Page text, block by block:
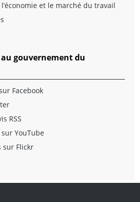
et le marché du travail
au gouvernement du
Facebook
RSS
YouTube
sur Flickr